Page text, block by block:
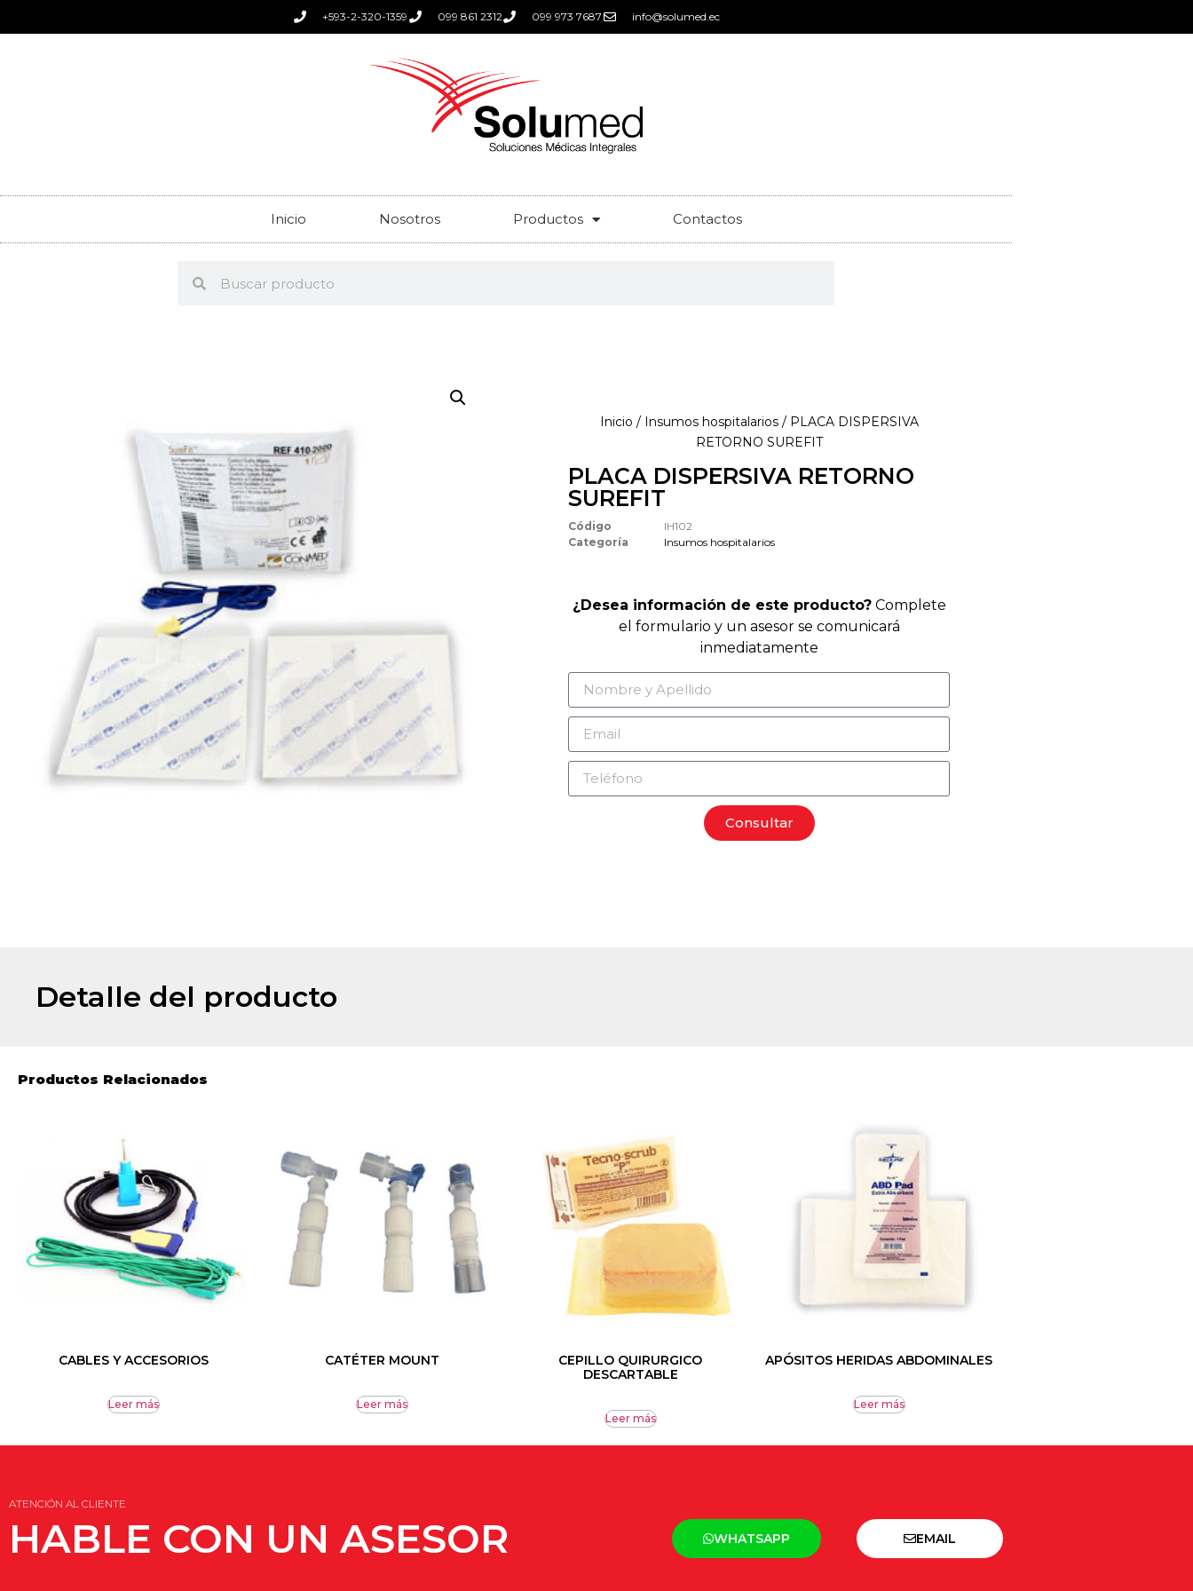
+593-2-320-1359 099 861 2312 099 973 7687 info@solumed.ec
Inicio Nosotros Productos Contactos
Inicio / Insumos hospitalarios/ PLACA DISPERSIVA
RETORNO SUREFIT
PLACA DISPERSIVA RETORNO
SUREFIT
Código
IH102
Categoría
Insumos hospitalarios
¿Desea información de este producto?Complete
el formulario y un asesor se comunicará
inmediatamente
Consultar
Detalle del producto
Productos Relacionados
CABLES Y ACCESORIOS
Leer más
CATÉTER MOUNT
Leer más
CEPILLO QUIRURGICO
DESCARTABLE
Leer más
APÓSITOS HERIDAS ABDOMINALES
Leer más
ATENCIÓN AL CLIENTE
HABLE CON UN ASESOR WHATSAPP EMAIL